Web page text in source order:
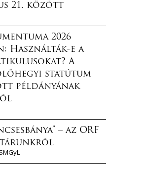
21. között
2026
Használták-e a
A
statútum
példányának
– az ORF